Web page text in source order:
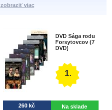
zobraziť viac
DVD Sága rodu
Forsytovcov (7
DVD)
1.
260 kč Na sklade